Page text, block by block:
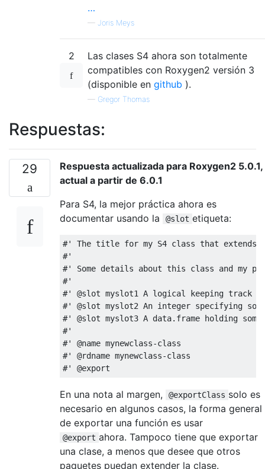
…
— Joris Meys
2
Las clases S4 ahora son totalmente
compatibles con Roxygen2 versión 3
(disponible en github ).
— Gregor Thomas
Respuestas:
29
Respuesta actualizada para Roxygen2 5.0.1,
actual a partir de 6.0.1
Para S4, la mejor práctica ahora es
documentar usando la
@slot etiqueta:
#' The title for my S4 class that extends
#'
#' Some details about this class and my
#'
#' @slot myslot1 A logical keeping track
#' @slot myslot2 An integer specifying
#' @slot myslot3 A data.frame holding
#'
#' @name mynewclass-class
#' @rdname mynewclass-class
#' @export
En una nota al margen, @exportClass solo es
necesario en algunos casos, la forma general
de exportar una función es usar
@export ahora. Tampoco tiene que exportar
una clase, a menos que desee que otros
paquetes puedan extender la clase.